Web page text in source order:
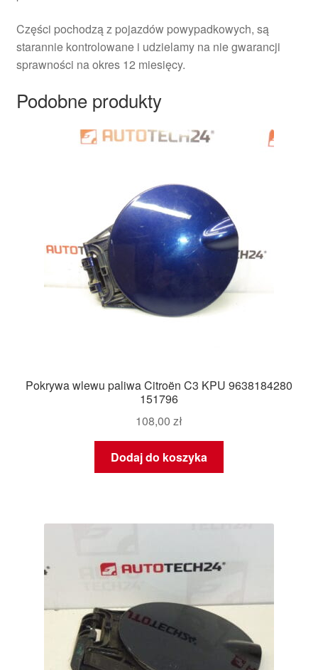
Części pochodzą z pojazdów powypadkowych, są
starannie kontrolowane i udzielamy na nie gwarancji
sprawności na okres 12 miesięcy.
Podobne produkty
Pokrywa wlewu paliwa Citroën C3 KPU 9638184280
151796
108,00 zł
Dodaj do koszyka